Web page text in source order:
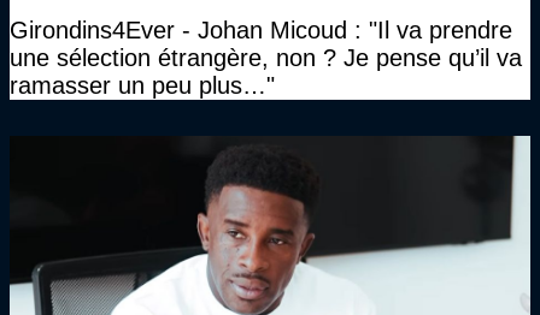
Girondins4Ever - Johan Micoud : "Il va prendre
une sélection étrangère, non ? Je pense qu’il va
ramasser un peu plus…"